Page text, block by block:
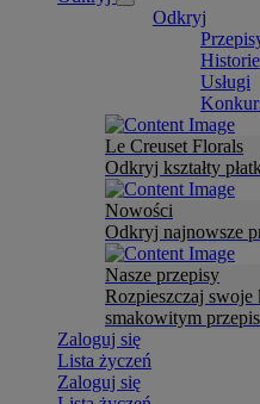
Odkryj
Historie
Usługi
Le Creuset Florals
Odkryj kształty
Nowości
Odkryj najnowsze
Nasze przepisy
Rozpieszczaj
smakowitym
Zaloguj się
Lista życzeń
Zaloguj się